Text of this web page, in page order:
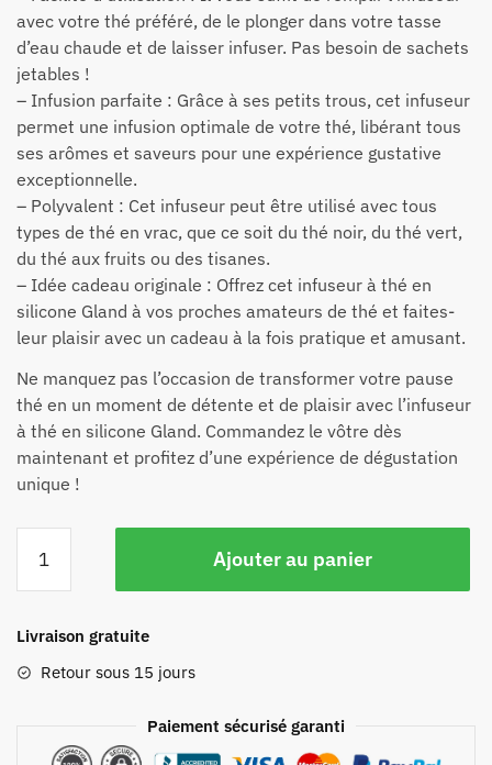
avec votre thé préféré, de le plonger dans votre tasse
d’eau chaude et de laisser infuser. Pas besoin de sachets
jetables !
– Infusion parfaite : Grâce à ses petits trous, cet infuseur
permet une infusion optimale de votre thé, libérant tous
ses arômes et saveurs pour une expérience gustative
exceptionnelle.
– Polyvalent : Cet infuseur peut être utilisé avec tous
types de thé en vrac, que ce soit du thé noir, du thé vert,
du thé aux fruits ou des tisanes.
– Idée cadeau originale : Offrez cet infuseur à thé en
silicone Gland à vos proches amateurs de thé et faites-
leur plaisir avec un cadeau à la fois pratique et amusant.
Ne manquez pas l’occasion de transformer votre pause
thé en un moment de détente et de plaisir avec l’infuseur
à thé en silicone Gland. Commandez le vôtre dès
maintenant et profitez d’une expérience de dégustation
unique !
Ajouter au panier
Livraison gratuite
Retour sous 15 jours
Paiement sécurisé garanti